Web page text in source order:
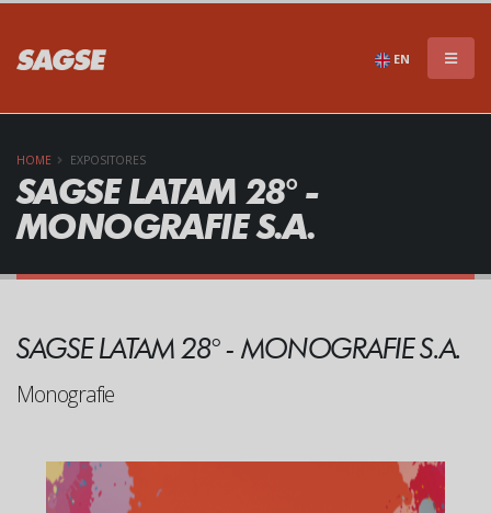
EN
HOME EXPOSITORES
SAGSE LATAM 28° -
MONOGRAFIE S.A.
SAGSE LATAM 28° - MONOGRAFIE S.A.
Monografie
×
informado de todo lo que SAGSE tiene para
ofrecerte
ENVIAR